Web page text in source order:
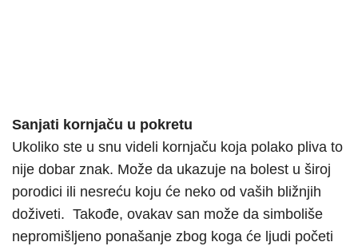
Sanjati kornjaču u pokretu
Ukoliko ste u snu videli kornjaču koja polako pliva to
nije dobar znak. Može da ukazuje na bolest u široj
porodici ili nesreću koju će neko od vaših bližnjih
doživeti. Takođe, ovakav san može da simboliše
nepromišljeno ponašanje zbog koga će ljudi početi